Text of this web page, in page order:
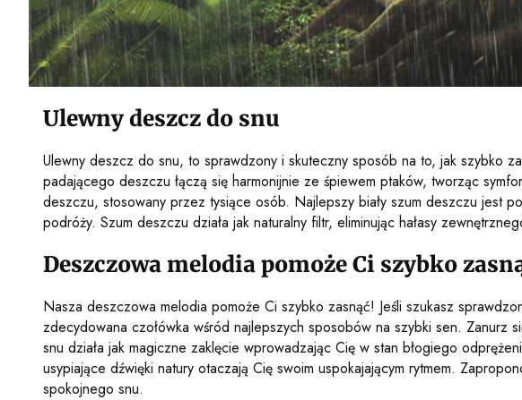
Ulewny deszcz do snu
Ulewny deszcz do snu, to sprawdzony i skuteczny sposób na to, jak szybko
padającego deszczu łączą się harmonijnie ze śpiewem ptaków, tworząc
deszczu, stosowany przez tysiące osób. Najlepszy biały szum deszczu jest
podróży. Szum deszczu działa jak naturalny filtr, eliminując hałasy
Deszczowa melodia pomoże Ci szybko
Nasza deszczowa melodia pomoże Ci szybko zasnąć! Jeśli szukasz
zdecydowana czołówka wśród najlepszych sposobów na szybki sen. Zanurz
snu działa jak magiczne zaklęcie wprowadzając Cię w stan błogiego
usypiające dźwięki natury otaczają Cię swoim uspokajającym rytmem.
spokojnego snu.